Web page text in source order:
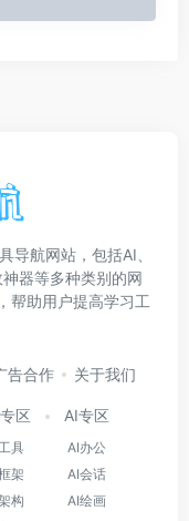
导航网站，包括AI、
器等多种类别的网
帮助用户提高学习工
告合作 关于我们
区
具
架
构
AI专区
AI办公
AI会话
AI绘画